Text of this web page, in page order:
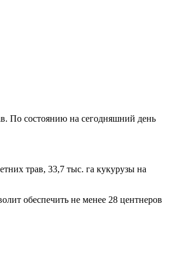
По состоянию на сегодняшний день
трав, 33,7 тыс. га кукурузы на
обеспечить не менее 28 центнеров